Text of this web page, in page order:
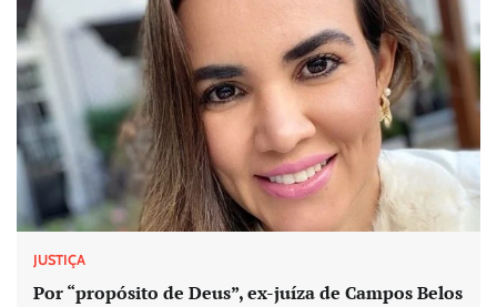
JUSTIÇA
Por “propósito de Deus”, ex-juíza de Campos Belos